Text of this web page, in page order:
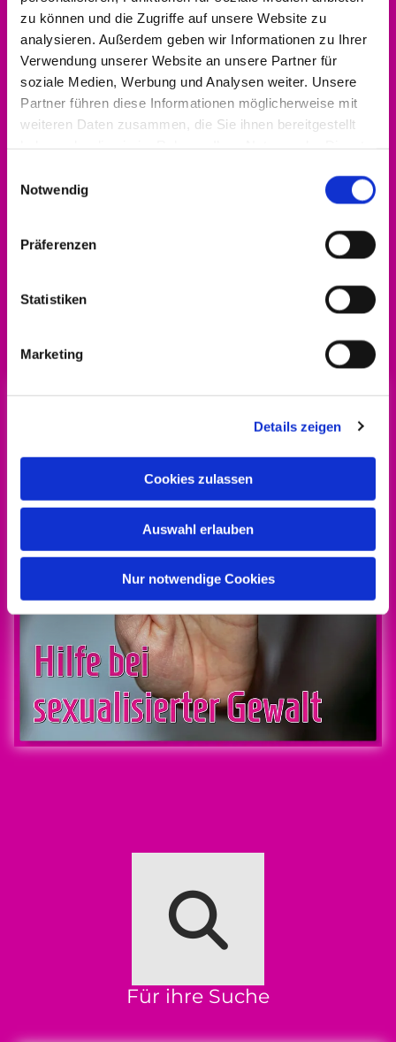
zu können und die Zugriffe auf unsere Website zu
analysieren. Außerdem geben wir Informationen zu Ihrer
Verwendung unserer Website an unsere Partner für
soziale Medien, Werbung und Analysen weiter. Unsere
Partner führen diese Informationen möglicherweise mit
weiteren Daten zusammen, die Sie ihnen bereitgestellt
Notwendig
Präferenzen
Statistiken
Marketing
Details zeigen
Cookies zulassen
Auswahl erlauben
Nur notwendige Cookies
Alle Infos zum Engagement-Förderpreis gibt
Für ihre Suche